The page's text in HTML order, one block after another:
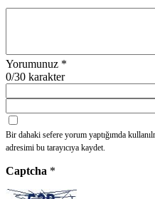
Yorumunuz *
0/30 karakter
Bir dahaki sefere yorum yaptığımda
adresimi bu tarayıcıya kaydet.
Captcha *